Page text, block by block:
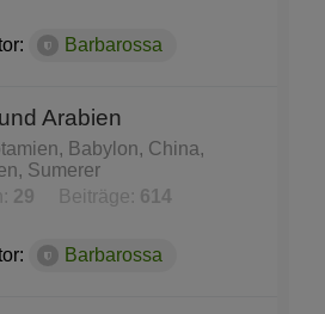
Barbarossa
Arabien
Babylon, China,
Sumerer
29 Beiträge: 614
Barbarossa